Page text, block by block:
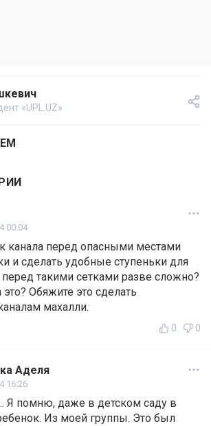
«UPL.UZ»
00:04
канала перед опасными местами
и сделать удобные ступеньки для
такими сетками разве сложно?
Обяжите это сделать
махалли.
0 0
Аделя
16:26
Я помню, даже в детском саду в
Из моей группы. Это был